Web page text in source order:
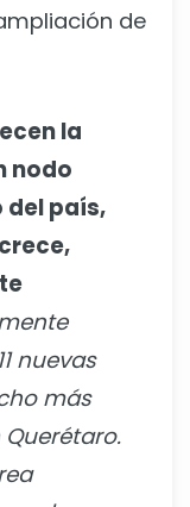
de
la
nodo
país,
nuevas
más